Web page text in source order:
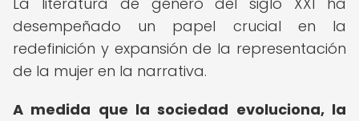
desempeñado un papel crucial en la
redefinición y expansión de la representación
de la mujer en la narrativa.
A medida que la sociedad evoluciona, la